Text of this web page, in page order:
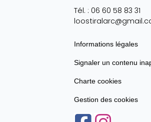
Tél. : 06 60 58 83 31
Informations légales
Signaler un contenu
Charte cookies
Gestion des cookies